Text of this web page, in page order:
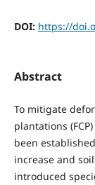
DOI: https://
Abstract
To mitigate
plantations
been
increase and
introduced